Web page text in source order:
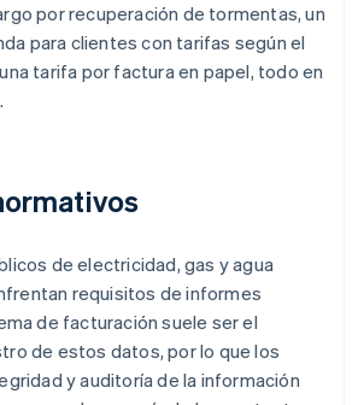
por recuperación de tormentas, un
para clientes con tarifas según el
tarifa por factura en papel, todo en
de electricidad, gas y agua
requisitos de informes
de facturación suele ser el
de estos datos, por lo que los
y auditoría de la información